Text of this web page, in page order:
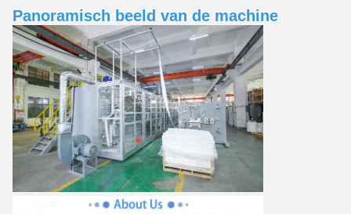
Panoramisch beeld van de machine